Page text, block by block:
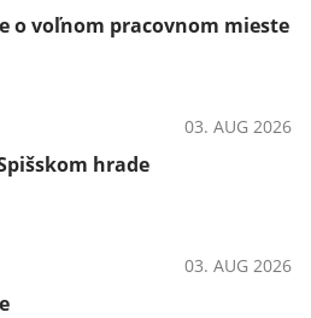
o voľnom pracovnom mieste
03. AUG 2026
hrade
03. AUG 2026